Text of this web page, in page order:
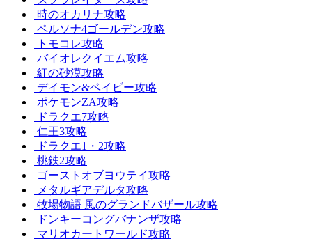
時のオカリナ攻略
ペルソナ4ゴールデン攻略
トモコレ攻略
バイオレクイエム攻略
紅の砂漠攻略
デイモン&ベイビー攻略
ポケモンZA攻略
ドラクエ7攻略
仁王3攻略
ドラクエ1・2攻略
桃鉄2攻略
ゴーストオブヨウテイ攻略
メタルギアデルタ攻略
牧場物語 風のグランドバザール攻略
ドンキーコングバナンザ攻略
マリオカートワールド攻略